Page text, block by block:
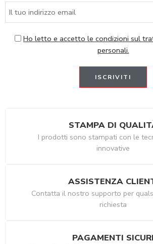
Ho letto e accetto le condizioni sul
personali.
STAMPA DI
I prodotti sono stampati con le
innovative
ASSISTENZA
Contatta il nostro supporto per
richiesta
PAGAMENTI SICURI